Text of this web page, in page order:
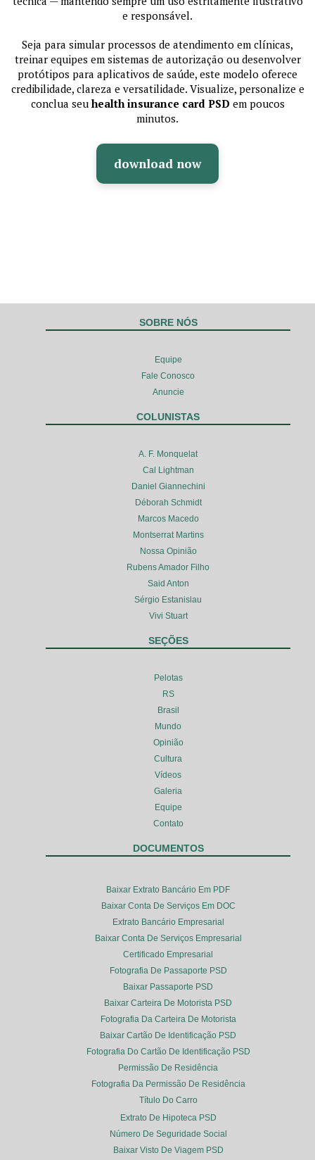
e responsável.
Seja para simular processos de atendimento em clínicas,
treinar equipes em sistemas de autorização ou desenvolver
protótipos para aplicativos de saúde, este modelo oferece
credibilidade, clareza e versatilidade. Visualize, personalize e
conclua seu health insurance card PSD em poucos
minutos.
download now
SOBRE NÓS
Equipe
Fale Conosco
Anuncie
COLUNISTAS
A. F. Monquelat
Cal Lightman
Daniel Giannechini
Déborah Schmidt
Marcos Macedo
Montserrat Martins
Nossa Opinião
Rubens Amador Filho
Said Anton
Sérgio Estanislau
Vivi Stuart
SEÇÕES
Pelotas
RS
Brasil
Mundo
Opinião
Cultura
Vídeos
Galeria
Equipe
Contato
DOCUMENTOS
Baixar Extrato Bancário Em PDF
Baixar Conta De Serviços Em DOC
Extrato Bancário Empresarial
Baixar Conta De Serviços Empresarial
Certificado Empresarial
Fotografia De Passaporte PSD
Baixar Passaporte PSD
Baixar Carteira De Motorista PSD
Fotografia Da Carteira De Motorista
Baixar Cartão De Identificação PSD
Fotografia Do Cartão De Identificação PSD
Permissão De Residência
Fotografia Da Permissão De Residência
Título Do Carro
Extrato De Hipoteca PSD
Número De Seguridade Social
Baixar Visto De Viagem PSD